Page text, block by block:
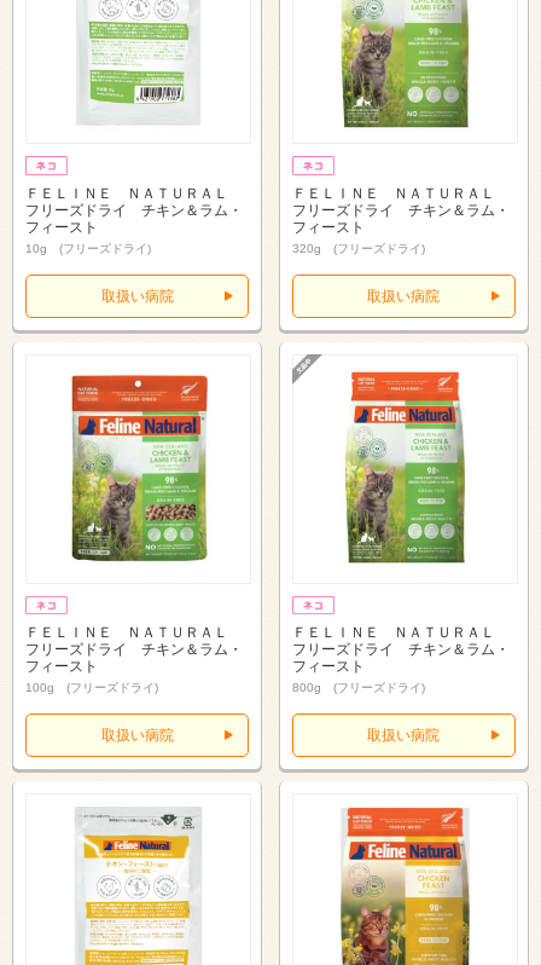
ＦＥＬＩＮＥ ＮＡＴＵＲＡＬ
フリーズドライ チキン＆ラム・
フィースト
10g (フリーズドライ)
取扱い病院
ＦＥＬＩＮＥ ＮＡＴＵＲＡＬ
フリーズドライ チキン＆ラム・
フィースト
320g (フリーズドライ)
取扱い病院
ＦＥＬＩＮＥ ＮＡＴＵＲＡＬ
フリーズドライ チキン＆ラム・
フィースト
100g (フリーズドライ)
取扱い病院
ＦＥＬＩＮＥ ＮＡＴＵＲＡＬ
フリーズドライ チキン＆ラム・
フィースト
800g (フリーズドライ)
取扱い病院